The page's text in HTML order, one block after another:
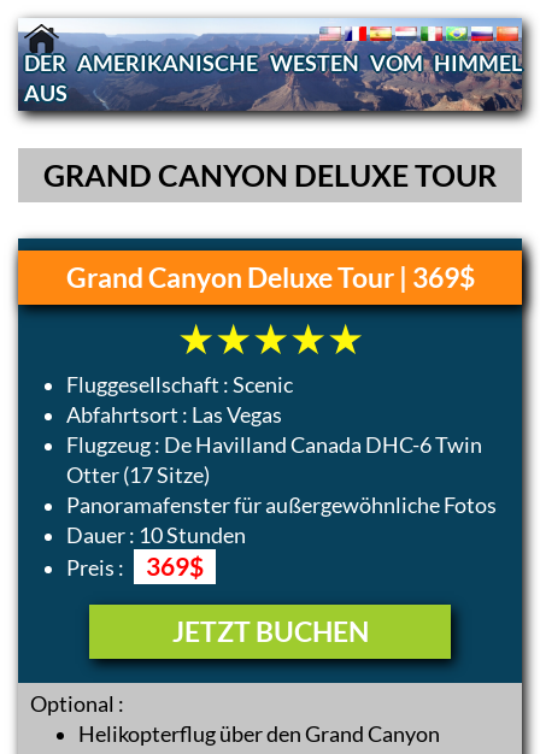
DER AMERIKANISCHE WESTEN VOM HIMMEL
AUS
GRAND CANYON DELUXE TOUR
Grand Canyon Deluxe Tour | 369$
Fluggesellschaft : Scenic
Abfahrtsort : Las Vegas
Flugzeug : De Havilland Canada DHC-6 Twin
Otter (17 Sitze)
Panoramafenster für außergewöhnliche Fotos
Dauer : 10 Stunden
Preis :
369$
JETZT BUCHEN
Optional :
Helikopterflug über den Grand Canyon